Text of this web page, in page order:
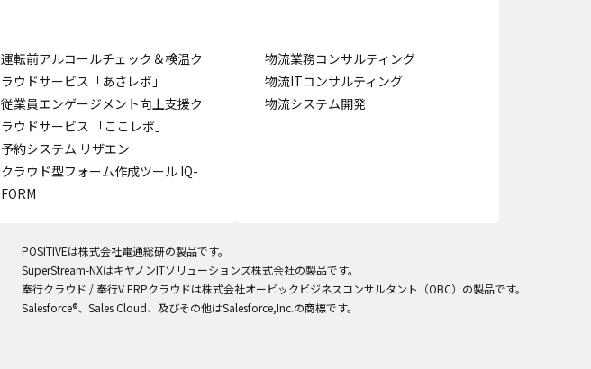
運転前アルコールチェック＆検温ク
ラウドサービス「あさレポ」
従業員エンゲージメント向上支援ク
ラウドサービス 「ここレポ」
予約システム リザエン
クラウド型フォーム作成ツール IQ-
FORM
物流業務コンサルティング
物流ITコンサルティング
物流システム開発
POSITIVEは株式会社電通総研の製品です。
SuperStream-NXはキヤノンITソリューションズ株式会社の製品です。
奉行クラウド / 奉行V ERPクラウドは株式会社オービックビジネスコンサルタント（OBC）の製品です。
Salesforce®、Sales Cloud、及びその他はSalesforce,Inc.の商標です。